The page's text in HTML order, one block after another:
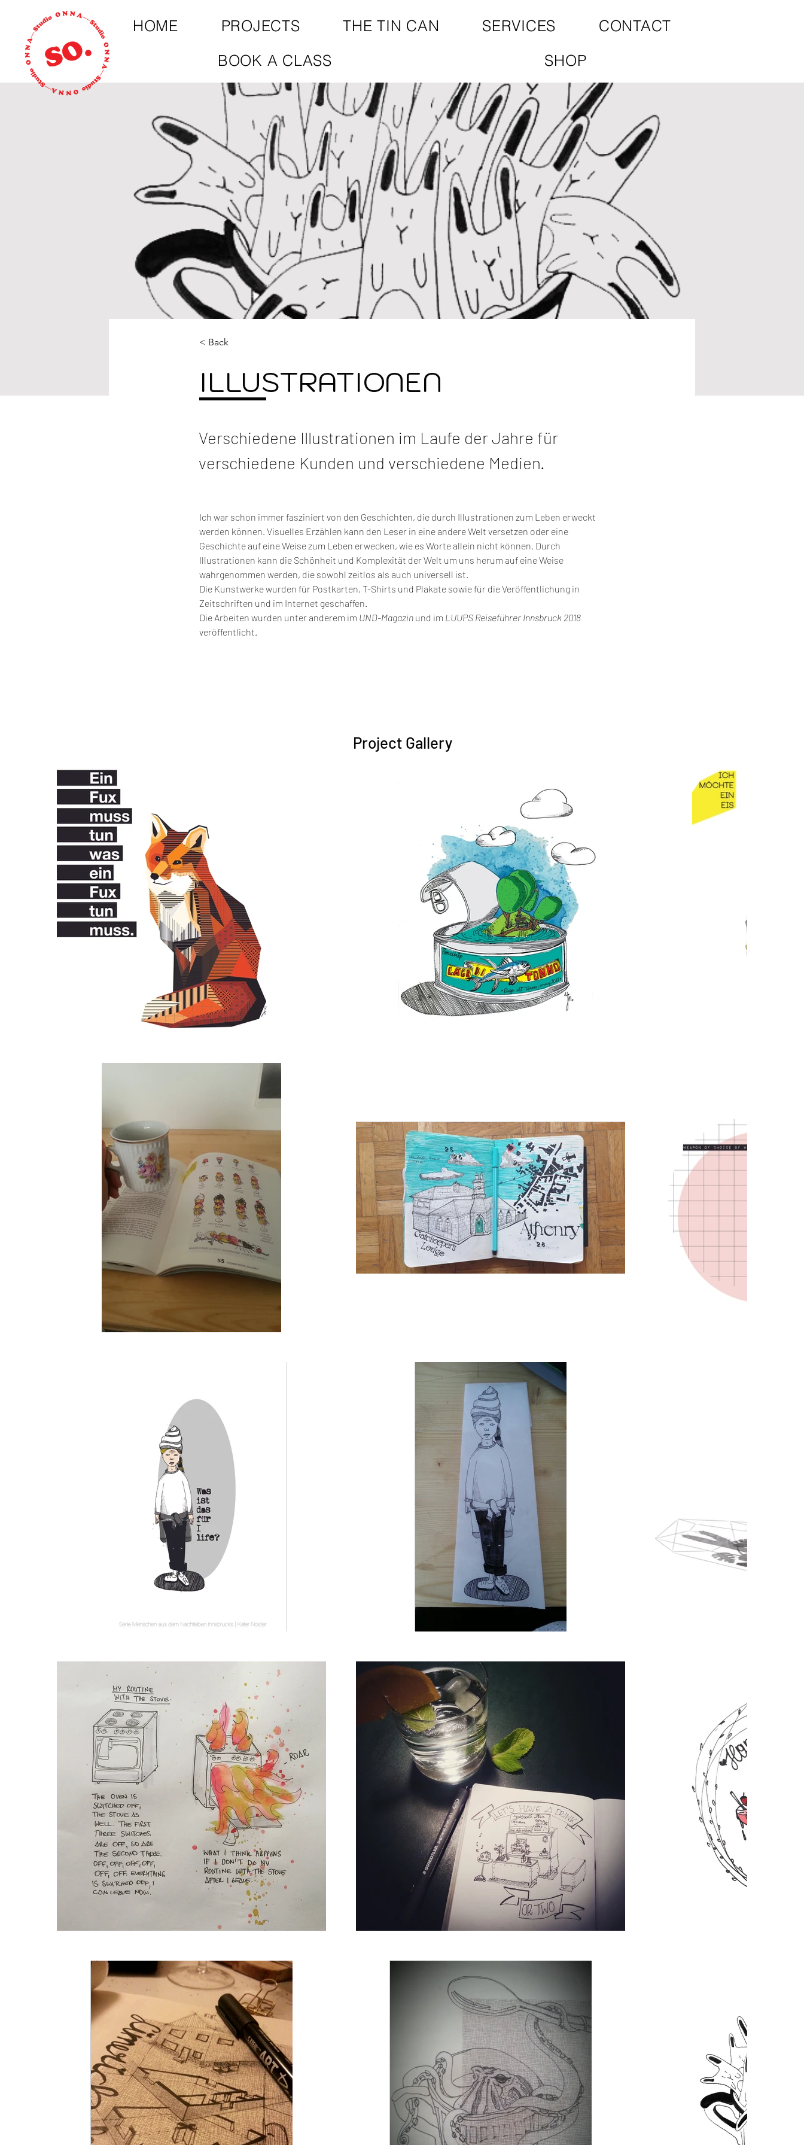
HOME PROJECTS THE TIN CAN SERVICES
CONTACT
BOOK A CLASS
SHOP
< Back
ILLUSTRATIONEN
Verschiedene Illustrationen im Laufe der Jahre für
verschiedene Kunden und verschiedene Medien.
Ich war schon immer fasziniert von den Geschichten, die durch Illustrationen zum Leben erweckt
werden können. Visuelles Erzählen kann den Leser in eine andere Welt versetzen oder eine
Geschichte auf eine Weise zum Leben erwecken, wie es Worte allein nicht können. Durch
Illustrationen kann die Schönheit und Komplexität der Welt um uns herum auf eine Weise
wahrgenommen werden, die sowohl zeitlos als auch universell ist.
Die Kunstwerke wurden für Postkarten, T-Shirts und Plakate sowie für die Veröffentlichung in
Zeitschriften und im Internet geschaffen.
Die Arbeiten wurden unter anderem im UND-Magazin und im LUUPS Reiseführer Innsbruck 2018
veröffentlicht.
Project Gallery